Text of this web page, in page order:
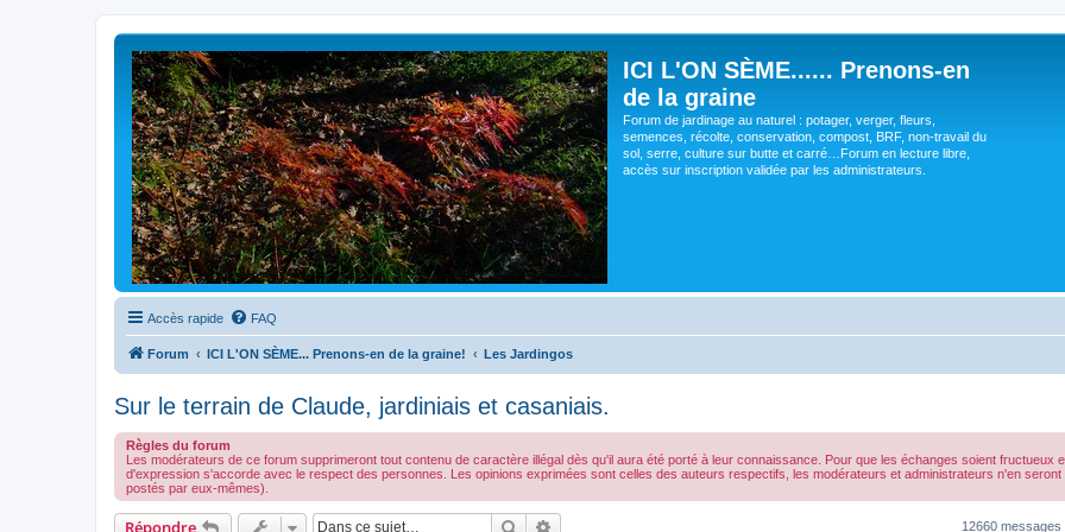
ICI L'ON SÈME...... Prenons-en
de la graine
Forum de jardinage au naturel : potager, verger, fleurs,
semences, récolte, conservation, compost, BRF, non-travail du
sol, serre, culture sur butte et carré…Forum en lecture libre,
accès sur inscription validée par les administrateurs.
Accès rapide FAQ
Forum ICI L'ON SÈME... Prenons-en de la graine! Les Jardingos
Sur le terrain de Claude, jardiniais et casaniais.
Règles du forum
Les modérateurs de ce forum supprimeront tout contenu de caractère illégal dès qu'il aura été porté à leur connaissance. Pour que les échanges soient fructueux
d'expression s'accorde avec le respect des personnes. Les opinions exprimées sont celles des auteurs respectifs, les modérateurs et administrateurs n'en
postés par eux-mêmes).
Répondre Rechercher 12660 messages